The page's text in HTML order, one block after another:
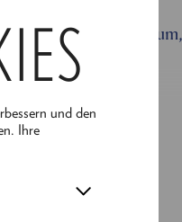
und den
Ihre
öffnet er einen
dürfen.